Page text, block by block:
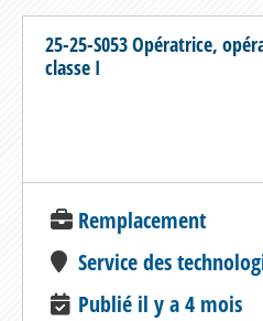
25-25-S053 Opératrice,
classe I
Remplacement
Service des
Publié il y a 4 mois